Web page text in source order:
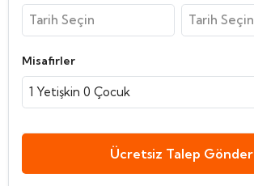
Misafirler
1 Yetişkin 0 Çocuk
Ücretsiz Talep Gönder